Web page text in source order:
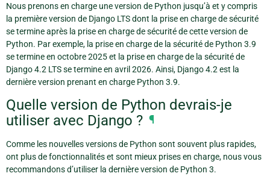
Nous prenons en charge une version de Python jusqu’à et y compris
la première version de Django LTS dont la prise en charge de sécurité
se termine après la prise en charge de sécurité de cette version de
Python. Par exemple, la prise en charge de la sécurité de Python 3.9
se termine en octobre 2025 et la prise en charge de la sécurité de
Django 4.2 LTS se termine en avril 2026. Ainsi, Django 4.2 est la
dernière version prenant en charge Python 3.9.
Quelle version de Python devrais-je
utiliser avec Django ? ¶
Comme les nouvelles versions de Python sont souvent plus rapides,
ont plus de fonctionnalités et sont mieux prises en charge, nous vous
recommandons d’utiliser la dernière version de Python 3.